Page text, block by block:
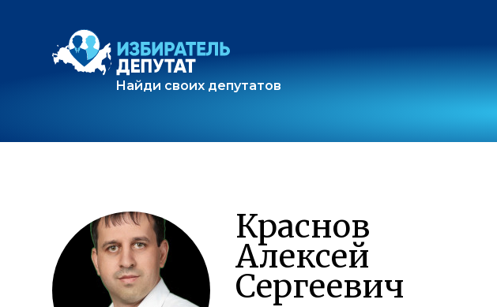
Найди своих депутатов
Краснов
Алексей
Сергеевич